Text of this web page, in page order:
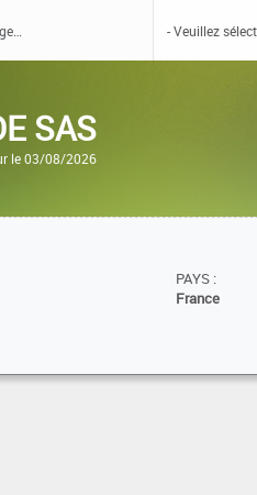
SAS
le 03/08/2026
PAYS :
France